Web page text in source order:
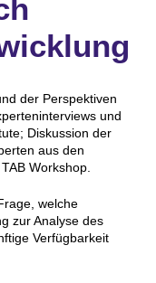
der Perspektiven
und
Diskussion der
aus den
Workshop.
welche
zur Analyse des
Verfügbarkeit